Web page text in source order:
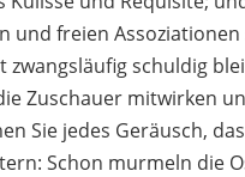
und freien
zwangsläufig schuldig
Zuschauer mitwirken
Sie jedes Geräusch,
Schon murmeln die